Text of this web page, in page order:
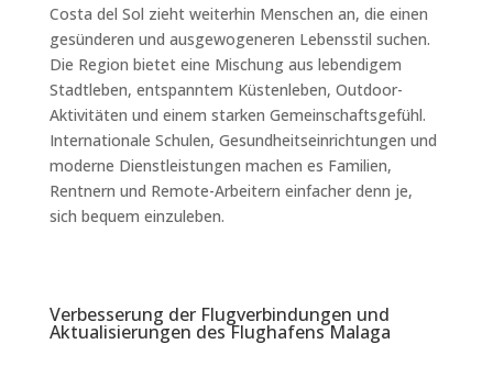
Costa del Sol zieht weiterhin Menschen an, die einen
gesünderen und ausgewogeneren Lebensstil suchen.
Die Region bietet eine Mischung aus lebendigem
Stadtleben, entspanntem Küstenleben, Outdoor-
Aktivitäten und einem starken Gemeinschaftsgefühl.
Internationale Schulen, Gesundheitseinrichtungen und
moderne Dienstleistungen machen es Familien,
Rentnern und Remote-Arbeitern einfacher denn je,
sich bequem einzuleben.
Verbesserung der Flugverbindungen und
Aktualisierungen des Flughafens Malaga